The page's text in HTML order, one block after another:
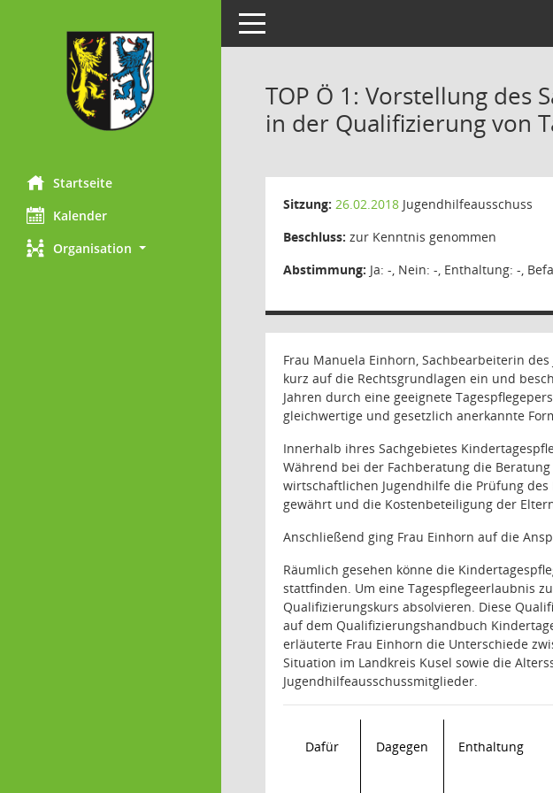
Startseite
Kalender
Organisation
Toggle navigation
TOP Ö 1: Vorstellung des
in der Qualifizierung von
Sitzung: 26.02.2018 Jugendhilfeausschuss
Beschluss: zur Kenntnis genommen
Abstimmung: Ja: -, Nein: -, Enthaltung: -,
Frau Manuela Einhorn, Sachbearbeiterin
kurz auf die Rechtsgrundlagen ein und
Jahren durch eine geeignete
gleichwertige und gesetzlich anerkannte
Innerhalb ihres Sachgebietes
Während bei der Fachberatung die
wirtschaftlichen Jugendhilfe die Prüfung
gewährt und die Kostenbeteiligung der
Anschließend ging Frau Einhorn auf die
Räumlich gesehen könne die
stattfinden. Um eine Tagespflegeerlaubnis
Qualifizierungskurs absolvieren. Diese
auf dem Qualifizierungshandbuch
erläuterte Frau Einhorn die Unterschiede
Situation im Landkreis Kusel sowie die
Jugendhilfeausschussmitglieder.
Dafür Dagegen Enthaltung